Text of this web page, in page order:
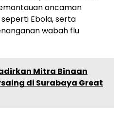
ancaman
Ebola, serta
wabah flu
Mitra Binaan
di Surabaya Great